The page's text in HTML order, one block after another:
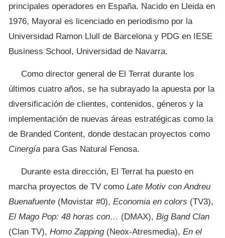
principales operadores en España. Nacido en Lleida en
1976, Mayoral es licenciado en periodismo por la
Universidad Ramon Llull de Barcelona y PDG en IESE
Business School, Universidad de Navarra.
Como director general de El Terrat durante los
últimos cuatro años, se ha subrayado la apuesta por la
diversificación de clientes, contenidos, géneros y la
implementación de nuevas áreas estratégicas como la
de Branded Content, donde destacan proyectos como
Cinergía para Gas Natural Fenosa.
Durante esta dirección, El Terrat ha puesto en
marcha proyectos de TV como Late Motiv con Andreu
Buenafuente (Movistar #0), Economia en colors (TV3),
El Mago Pop: 48 horas con… (DMAX), Big Band Clan
(Clan TV), Homo Zapping(Neox-Atresmedia), En el